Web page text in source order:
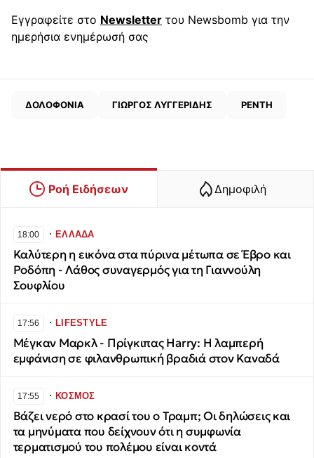
Εγγραφείτε στο Newsletter του Newsbomb για την
ημερήσια ενημέρωσή σας
ΔΟΛΟΦΟΝΙΑ ΓΙΩΡΓΟΣ ΛΥΓΓΕΡΙΔΗΣ ΡΕΝΤΗ
Ροή Ειδήσεων Δημοφιλή
18:00 ∙ΕΛΛΑΔΑ
Καλύτερη η εικόνα στα πύρινα μέτωπα σε Έβρο και
Ροδόπη - Λάθος συναγερμός για τη Γιαννούλη
Σουφλίου
17:56 ∙LIFESTYLE
Μέγκαν Μαρκλ - Πρίγκιπας Harry: Η λαμπερή
εμφάνιση σε φιλανθρωπική βραδιά στον Καναδά
17:55 ∙ΚΟΣΜΟΣ
Βάζει νερό στο κρασί του ο Τραμπ; Οι δηλώσεις και
τα μηνύματα που δείχνουν ότι η συμφωνία
τερματισμού του πολέμου είναι κοντά